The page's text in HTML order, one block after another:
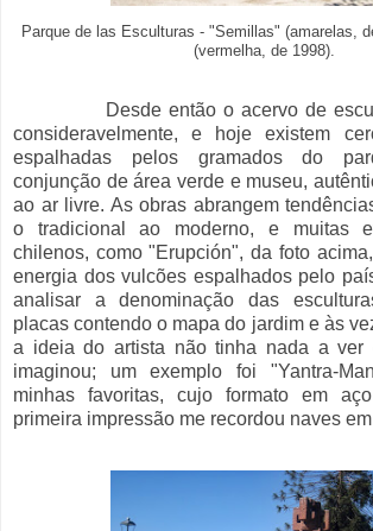
Parque de las Esculturas - "Semillas" (amarelas,
(vermelha, de 1998).
Desde então o acervo de
consideravelmente, e hoje existem
espalhadas pelos gramados do
conjunção de área verde e museu,
ao ar livre. As obras abrangem
o tradicional ao moderno, e muitas
chilenos, como "Erupción", da foto
energia dos vulcões espalhados pelo
analisar a denominação das
placas contendo o mapa do jardim e às
a ideia do artista não tinha nada a ver
imaginou; um exemplo foi "Yantra-
minhas favoritas, cujo formato em
primeira impressão me recordou naves